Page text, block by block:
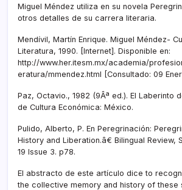
Miguel Méndez utiliza en su novela
otros detalles de su carrera literaria.
Mendí­vil, Martí­n Enrique. Miguel Méndez-
Literatura, 1990. [Internet]. Disponible en:
http://www.her.itesm.mx/academia/
eratura/mmendez.html [Consultado: 09
Paz, Octavio., 1982 (9Âª ed.). El Laberinto
de Cultura Económica: México.
Pulido, Alberto, P. En Peregrinación:
History and Liberation.â€ Bilingual Review,
19 Issue 3. p78.
El abstracto de este artí­culo dice to
the collective memory and history of